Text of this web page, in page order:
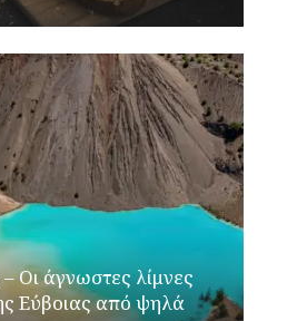
Οι άγνωστες λίμνες
Εύβοιας από ψηλά